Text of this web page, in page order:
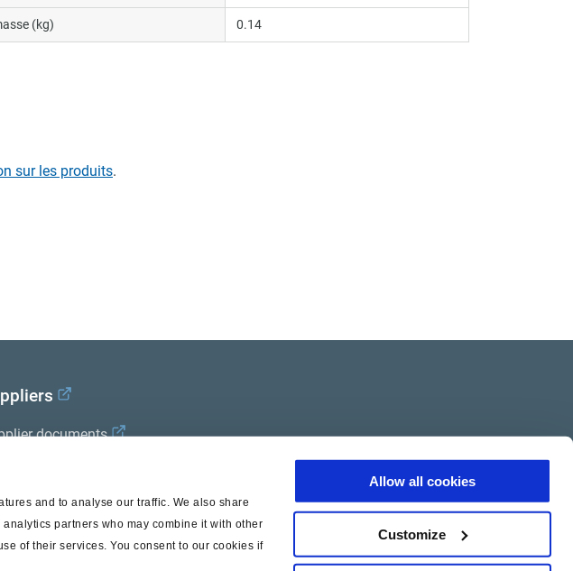
and to analyse our traffic. We also share
partners who may combine it with other
of their services. You consent to our cookies if
Allow all cookies
Customize
(kg) 0.14
sur les produits.
documents